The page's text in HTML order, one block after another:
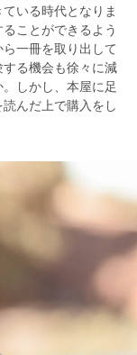
いる時代となりま
ことができるよう
一冊を取り出して
る機会も徐々に減
しかし、本屋に足
んだ上で購入をし